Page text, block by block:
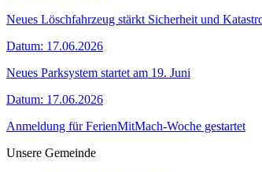
Neues Löschfahrzeug stärkt Sicherheit und
Datum: 17.06.2026
Neues Parksystem startet am 19. Juni
Datum: 17.06.2026
Anmeldung für FerienMitMach-Woche gestartet
Unsere Gemeinde